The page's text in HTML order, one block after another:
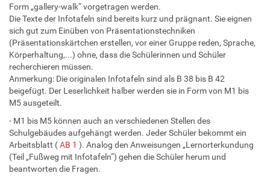
Form „gallery-walk“ vorgetragen werden.
Die Texte der Infotafeln sind bereits kurz und prägnant. Sie eignen
sich gut zum Einüben von Präsentationstechniken
(Präsentationskärtchen erstellen, vor einer Gruppe reden, Sprache,
Körperhaltung,...) ohne, dass die Schülerinnen und Schüler
recherchieren müssen.
Anmerkung: Die originalen Infotafeln sind als B 38 bis B 42
beigefügt. Der Leserlichkeit halber werden sie in Form von M1 bis
M5 ausgeteilt.
- M1 bis M5 können auch an verschiedenen Stellen des
Schulgebäudes aufgehängt werden. Jeder Schüler bekommt ein
Arbeitsblatt (AB 1 ). Analog den Anweisungen „Lernorterkundung
(Teil „Fußweg mit Infotafeln“) gehen die Schüler herum und
beantworten die Fragen.